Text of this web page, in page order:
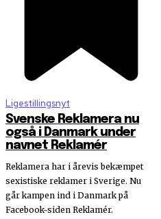
Ligestillingsnyt
Svenske Reklamera nu
også i Danmark under
navnet Reklamér
Reklamera har i årevis bekæmpet
sexistiske reklamer i Sverige. Nu
går kampen ind i Danmark på
Facebook-siden Reklamér.